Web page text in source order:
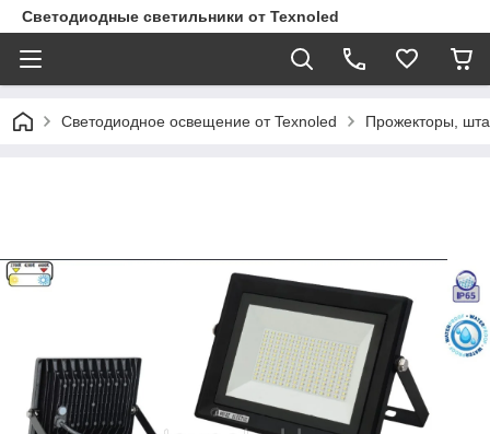
Светодиодные светильники от Texnoled
Светодиодное освещение от Texnoled Прожекторы,